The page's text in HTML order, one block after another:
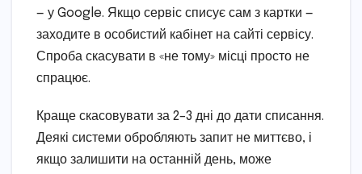
— у Google. Якщо сервіс списує сам з картки —
заходите в особистий кабінет на сайті сервісу.
Спроба скасувати в «не тому» місці просто не
спрацює.
Краще скасовувати за 2–3 дні до дати списання.
Деякі системи обробляють запит не миттєво, і
якщо залишити на останній день, може